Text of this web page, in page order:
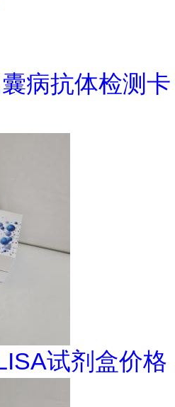
病抗体检测卡
试剂盒价格